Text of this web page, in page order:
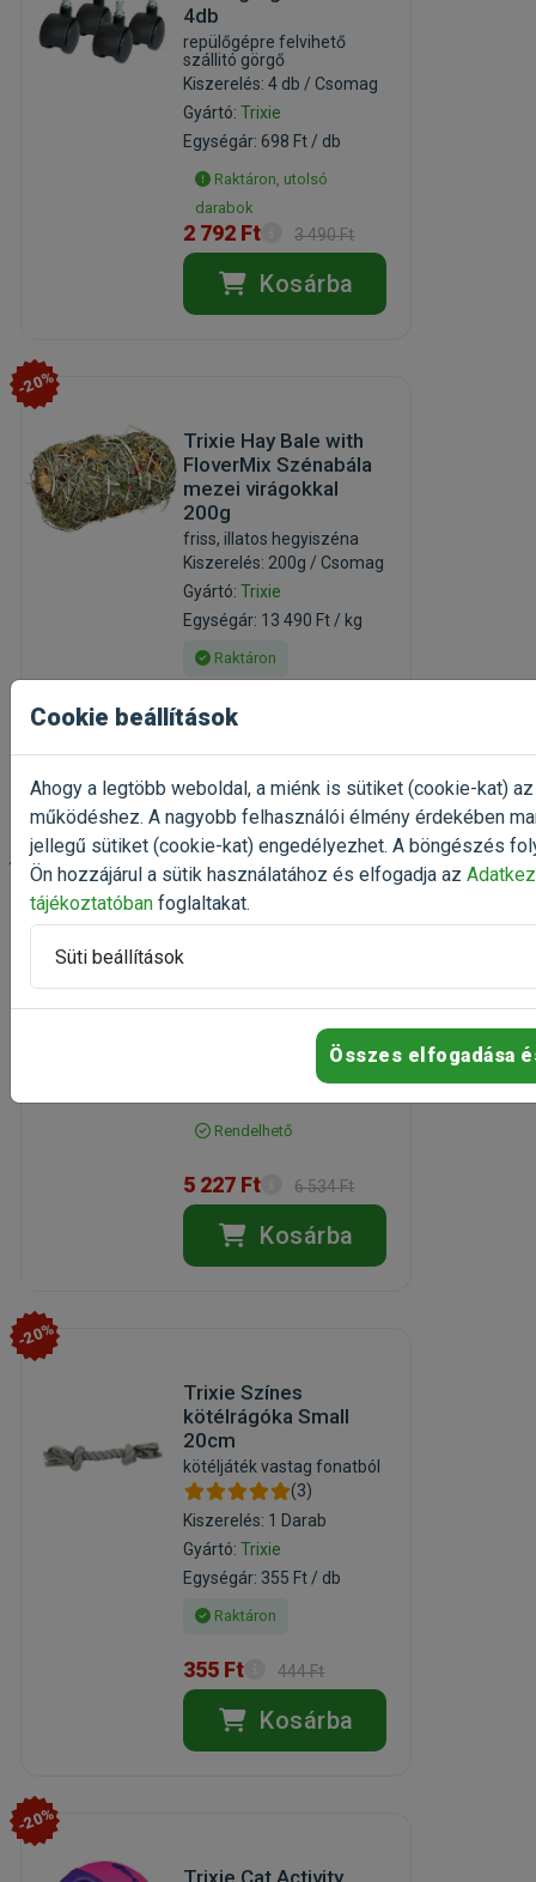
4db
repülőgépre felvihető
szállitó görgő
Kiszerelés: 4 db / Csomag
Gyártó:Trixie
Egységár: 698 Ft / db
Raktáron, utolsó
darabok
2 792 Ft 3 490 Ft
Kosárba
-20%
Trixie Hay Bale with
FloverMix Szénabála
mezei virágokkal
200g
friss, illatos hegyiszéna
Kiszerelés: 200g / Csomag
Gyártó:Trixie
Egységár: 13 490 Ft / kg
Raktáron
2 698 Ft
Kosárba
-20%
Trixie Sarokbarlang
11x14x11cm
Valósághű, természetes
búvóhely
Kiszerelés: 1 Darab
Rendelhető
5 227 Ft 6 534 Ft
Kosárba
-20%
Trixie Színes
kötélrágóka Small
20cm
kötéljáték vastag fonatból
(3)
Kiszerelés: 1 Darab
Gyártó:Trixie
Egységár: 355 Ft / db
Raktáron
355 Ft 444 Ft
Kosárba
-20%
Trixie Cat Activity
Cookie beállítások
Ahogy a legtöbb weboldal, a miénk is sütiket (cookie-kat)
működéshez. A nagyobb felhasználói élmény érdekében
jellegű sütiket (cookie-kat) engedélyezhet. A böngészés
Ön hozzájárul a sütik használatához és elfogadja az
tájékoztatóban foglaltakat.
Süti beállítások
Összes elfogadása